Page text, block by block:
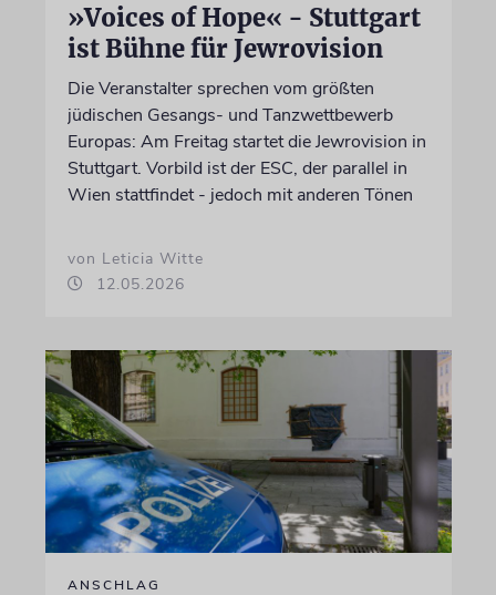
»Voices of Hope« - Stuttgart
ist Bühne für Jewrovision
Die Veranstalter sprechen vom größten
jüdischen Gesangs- und Tanzwettbewerb
Europas: Am Freitag startet die Jewrovision in
Stuttgart. Vorbild ist der ESC, der parallel in
Wien stattfindet - jedoch mit anderen Tönen
von Leticia Witte
12.05.2026
ANSCHLAG